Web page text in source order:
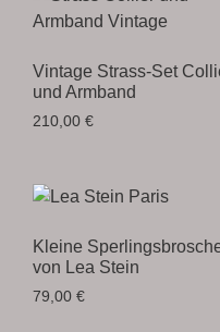
Vintage Strass-Set
und Armband
210,00 €
Kleine
von Lea Stein
79,00 €